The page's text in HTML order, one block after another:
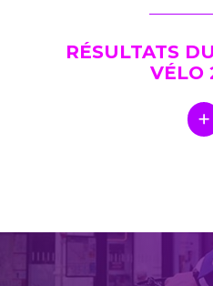
RÉSULTATS
VÉLO